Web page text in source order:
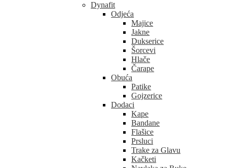
Dynafit
Odjeća
Majice
Jakne
Dukserice
Šorcevi
Hlače
Čarape
Obuća
Patike
Gojzerice
Dodaci
Kape
Bandane
Flašice
Prsluci
Trake za Glavu
Kačketi